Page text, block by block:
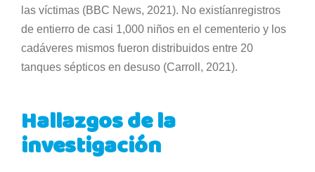
las víctimas (BBC News, 2021). No existíanregistros
de entierro de casi 1,000 niños en el cementerio y los
cadáveres mismos fueron distribuidos entre 20
tanques sépticos en desuso (Carroll, 2021).
Hallazgos de la
investigación